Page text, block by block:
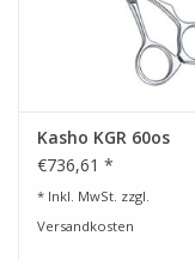
Kasho KGR 60os
€736,61 *
* Inkl. MwSt. zzgl.
Versandkosten